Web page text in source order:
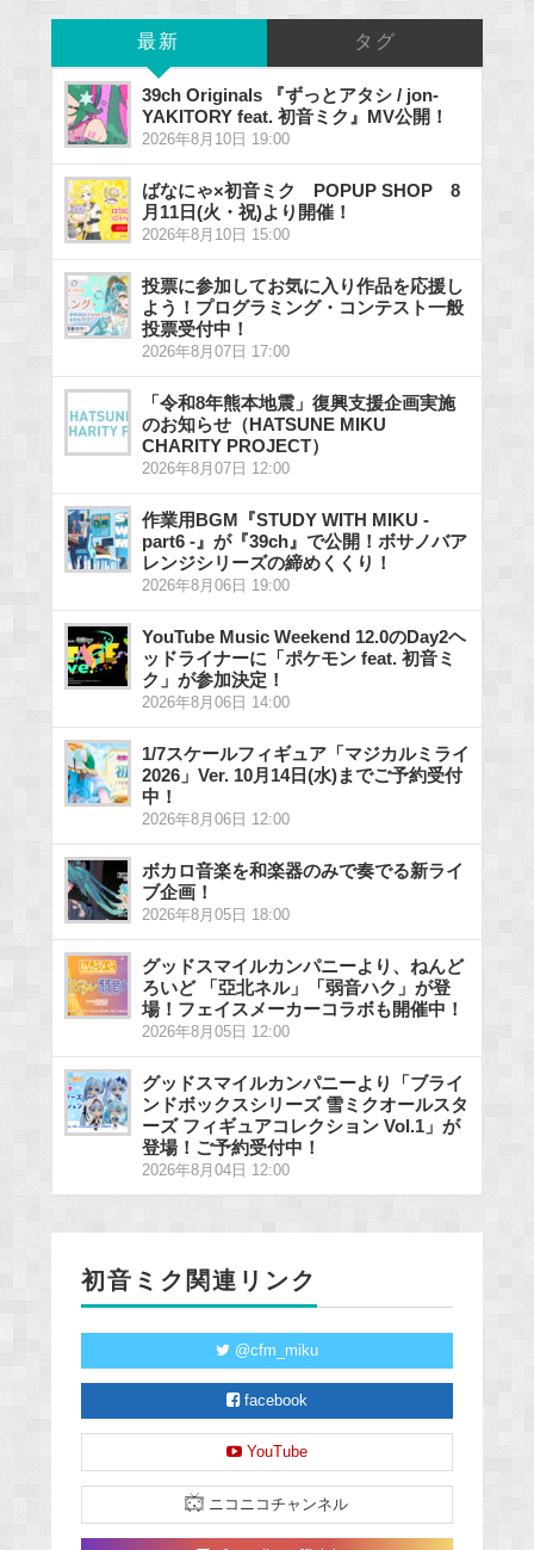
最新 タグ
39ch Originals 『ずっとアタシ / jon-
YAKITORY feat. 初音ミク』MV公開！
2026年8月10日 19:00
ばなにゃ×初音ミク POPUP SHOP 8
月11日(火・祝)より開催！
2026年8月10日 15:00
投票に参加してお気に入り作品を応援し
よう！プログラミング・コンテスト一般
投票受付中！
2026年8月07日 17:00
「令和8年熊本地震」復興支援企画実施
のお知らせ（HATSUNE MIKU
CHARITY PROJECT）
2026年8月07日 12:00
作業用BGM『STUDY WITH MIKU -
part6 -』が『39ch』で公開！ボサノバア
レンジシリーズの締めくくり！
2026年8月06日 19:00
YouTube Music Weekend 12.0のDay2ヘ
ッドライナーに「ポケモン feat. 初音ミ
ク」が参加決定！
2026年8月06日 14:00
1/7スケールフィギュア「マジカルミライ
2026」Ver. 10月14日(水)までご予約受付
中！
2026年8月06日 12:00
ボカロ音楽を和楽器のみで奏でる新ライ
ブ企画！
2026年8月05日 18:00
グッドスマイルカンパニーより、ねんど
ろいど 「亞北ネル」「弱音ハク」が登
場！フェイスメーカーコラボも開催中！
2026年8月05日 12:00
グッドスマイルカンパニーより「ブライ
ンドボックスシリーズ 雪ミクオールスタ
ーズ フィギュアコレクション Vol.1」が
登場！ご予約受付中！
2026年8月04日 12:00
初音ミク関連リンク
@cfm_miku
facebook
YouTube
ニコニコチャンネル